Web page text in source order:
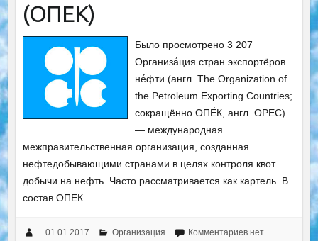
(ОПЕК)
Было просмотрено 3 207
Организа́ция стран экспортёров
не́фти (англ. The Organization of
the Petroleum Exporting Countries;
сокращённо ОПЕ́К, англ. OPEC)
— международная
межправительственная организация, созданная
нефтедобывающими странами в целях контроля квот
добычи на нефть. Часто рассматривается как картель. В
состав ОПЕК…
01.01.2017 Организация Комментариев нет